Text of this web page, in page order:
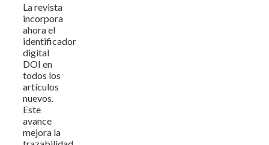
La revista
incorpora
ahora el
identificador
digital
DOI en
todos los
artículos
nuevos.
Este
avance
mejora la